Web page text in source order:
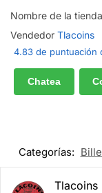
Nombre de la
Vendedor Tlacoins
4.83 de puntuación
Chatea
Categorías:
Tlacoins